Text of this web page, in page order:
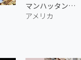
マンハッタンの夜景 2
アメリカ